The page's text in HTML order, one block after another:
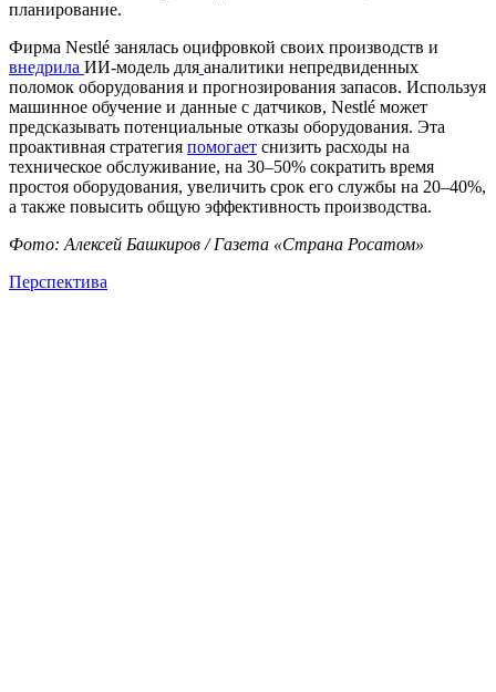
планирование.
Фирма Nestlé занялась оцифровкой своих производств и
внедрила ИИ-модель для аналитики непредвиденных
поломок оборудования и прогнозирования запасов. Используя
машинное обучение и данные с датчиков, Nestlé может
предсказывать потенциальные отказы оборудования. Эта
проактивная стратегия помогает снизить расходы на
техническое обслуживание, на 30–50% сократить время
простоя оборудования, увеличить срок его службы на 20–40%,
а также повысить общую эффективность производства.
Фото: Алексей Башкиров / Газета «Страна Росатом»
Перспектива